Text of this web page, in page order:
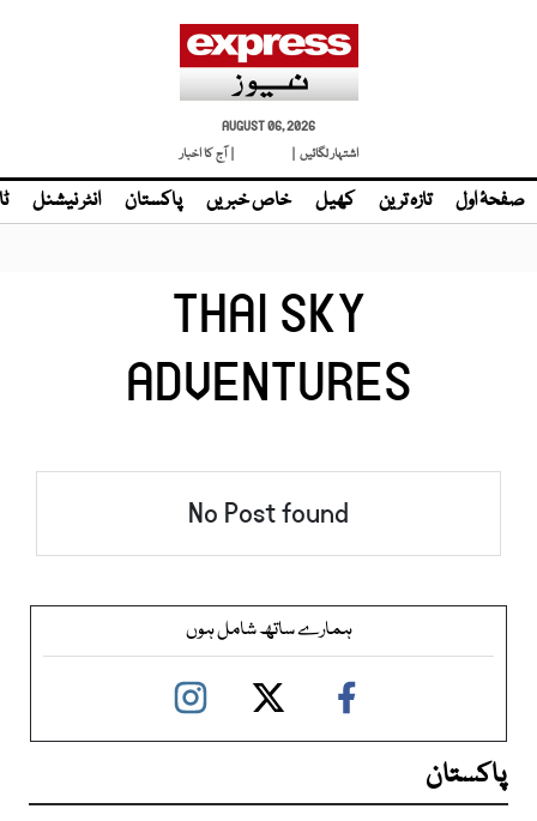
AUGUST 06, 2026
اشتہار لگائیں |
| آج کا اخبار
صفحۂ اول تازہ ترین کھیل خاص خبریں پاکستان انٹر نیشنل
THAI SKY
ADVENTURES
No Post found
ہمارے ساتھ شامل ہوں
پاکستان